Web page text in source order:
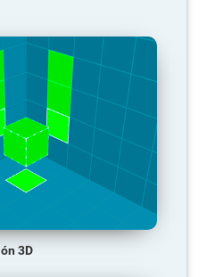
3D